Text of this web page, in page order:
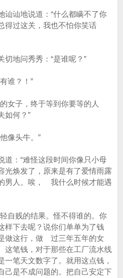
讪地说道：“什么都瞒不了你
过这关，我也不怕你笑话
地问秀秀：“是谁呢？”
谁？！”
子，终于等到你要等的人
如何？”
像头牛。”
：“难怪这段时间你像只小母
焕发了，原来是有了爱情雨露
男人。唉， 我什么时候才能遇
贱的结果。怪不得谁的。你
下去呢？说你们单单为了钱
做这行，做 过三年五年的女
这笔钱，对于那些在工厂流水线
笔天文数字了。就用这点钱，
是不成问题的。把自己安定下